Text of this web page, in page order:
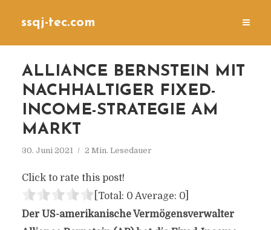
ssqj-tec.com
ALLIANCE BERNSTEIN MIT
NACHHALTIGER FIXED-
INCOME-STRATEGIE AM
MARKT
30. Juni 2021 2 Min. Lesedauer
Click to rate this post!
[Total: 0 Average: 0]
Der US-amerikanische Vermögensverwalter